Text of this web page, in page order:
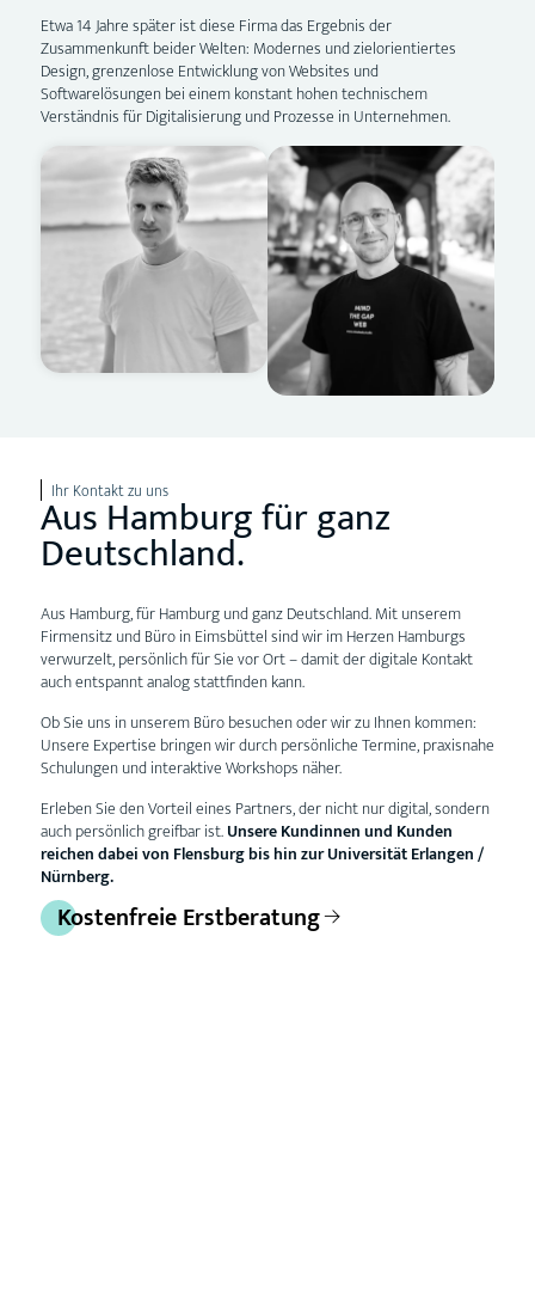
Etwa 14 Jahre später ist diese Firma das Ergebnis der
Zusammenkunft beider Welten: Modernes und zielorientiertes
Design, grenzenlose Entwicklung von Websites und
Softwarelösungen bei einem konstant hohen technischem
Verständnis für Digitalisierung und Prozesse in Unternehmen.
Ihr Kontakt zu uns
AusHamburgfürganz
Deutschland.
Aus Hamburg, für Hamburg und ganz Deutschland. Mit unserem
Firmensitz und Büro in Eimsbüttel sind wir im Herzen Hamburgs
verwurzelt, persönlich für Sie vor Ort – damit der digitale Kontakt
auch entspannt analog stattfinden kann.
Ob Sie uns in unserem Büro besuchen oder wir zu Ihnen kommen:
Unsere Expertise bringen wir durch persönliche Termine, praxisnahe
Schulungen und interaktive Workshops näher.
Erleben Sie den Vorteil eines Partners, der nicht nur digital, sondern
auch persönlich greifbar ist.Unsere Kundinnen und Kunden
reichen dabei von Flensburg bis hin zur Universität Erlangen /
Nürnberg.
Kostenfreie Erstberatung